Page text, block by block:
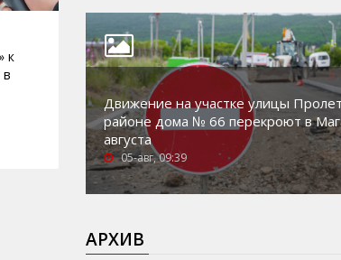
к
Движение на участке улицы
районе дома № 66 перекроют в
августа
05-авг, 09:39
АРХИВ